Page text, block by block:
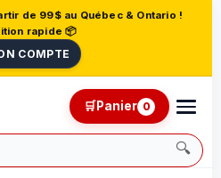
de 99$ au Québec & Ontario !
rapide 📦
COMPTE
🔍
🛒Panier 0